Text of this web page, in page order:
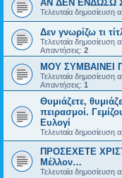
ΑΝ ΔΕΝ ΕΝΔΩΣΩ
Τελευταία δημοσίευση
Δεν γνωρίζω τι
Τελευταία δημοσίευση
Απαντήσεις: 2
ΜΟΥ ΣΥΜΒΑΙΝΕΙ
Τελευταία δημοσίευση
Απαντήσεις: 1
Θυμιάζετε,
πειρασμοί.
Ευλογί
Τελευταία δημοσίευση
ΠΡΟΣΕΧΕΤΕ
Μέλλον…
Τελευταία δημοσίευση